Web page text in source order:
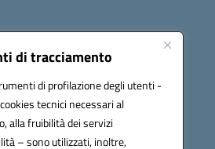
di tracciamento
di profilazione degli utenti -
tecnici necessari al
alla fruibilità dei servizi
– sono utilizzati, inoltre,